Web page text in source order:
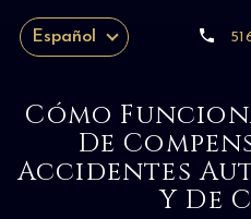
Español
Cómo
De
Accidentes
Y De